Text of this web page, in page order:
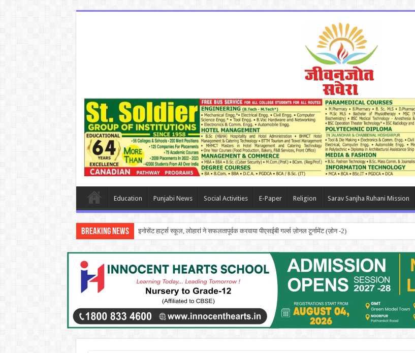
Education Punjabi News Social Activities E-Paper Religion Sarav Sanjha Ruhani Mission
Breaking News इनोसेंट हार्ट्स स्कूल, लोहारां ने सफलतापूर्वक करवाया पीएसईबी गर्ल्स ज़ोनल टूर्नामेंट (ज़ोन -2)